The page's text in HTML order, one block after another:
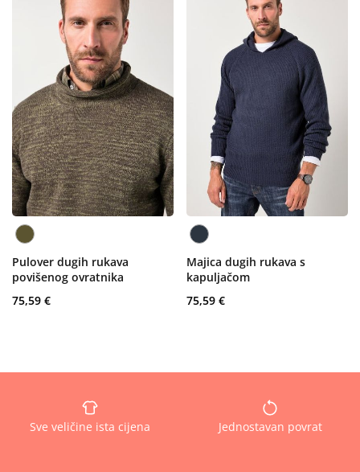
Pulover dugih rukava
povišenog ovratnika
75,59 €
Majica dugih rukava s
kapuljačom
75,59 €
Sve veličine ista cijena Jednostavan povrat